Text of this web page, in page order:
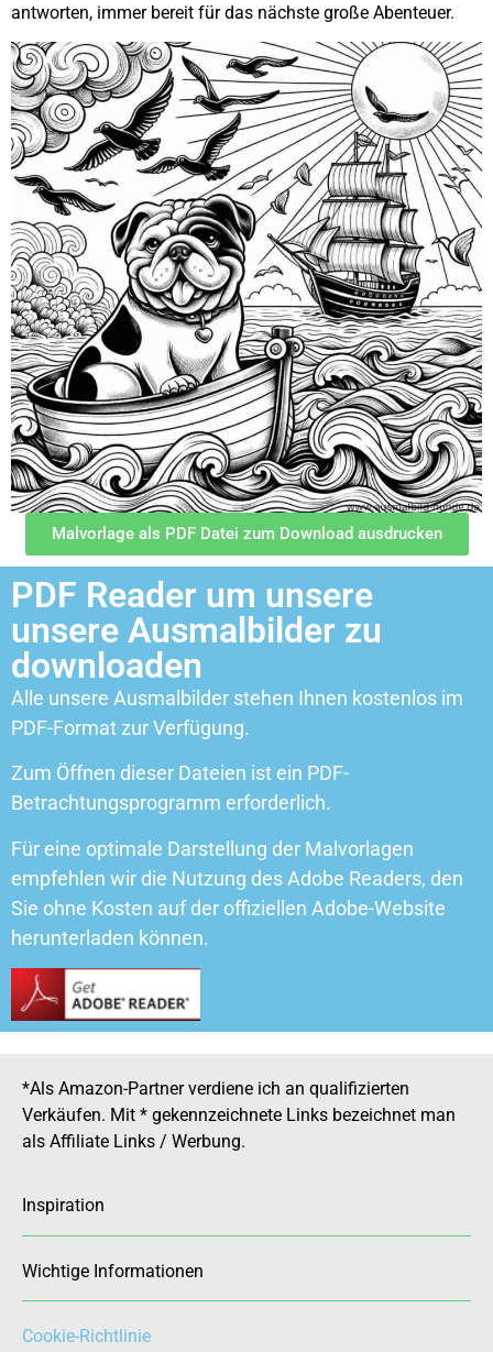
antworten, immer bereit für das nächste große Abenteuer.
Malvorlage als PDF Datei zum Download ausdrucken
PDF Reader um unsere
unsere Ausmalbilder zu
downloaden
Alle unsere Ausmalbilder stehen Ihnen kostenlos im
PDF-Format zur Verfügung.
Zum Öffnen dieser Dateien ist ein PDF-
Betrachtungsprogramm erforderlich.
Für eine optimale Darstellung der Malvorlagen
empfehlen wir die Nutzung des Adobe Readers, den
Sie ohne Kosten auf der offiziellen Adobe-Website
herunterladen können.
*Als Amazon-Partner verdiene ich an qualifizierten
Verkäufen. Mit * gekennzeichnete Links bezeichnet man
als Affiliate Links / Werbung.
Inspiration
Wichtige Informationen
Cookie-Richtlinie